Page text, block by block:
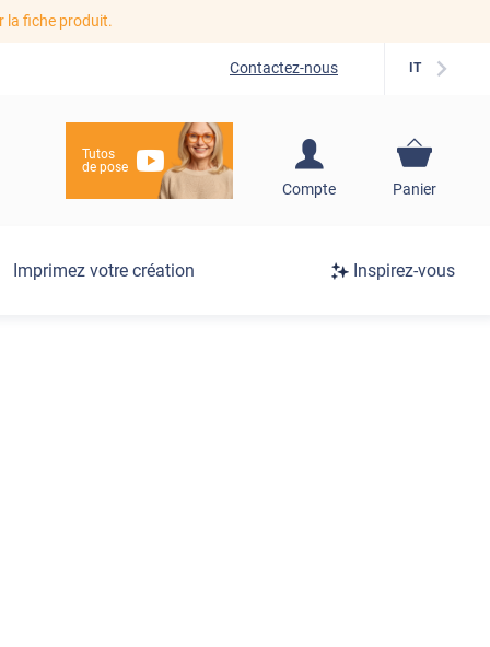
la fiche produit.
Contactez-nous IT
Tutos
de pose
Compte
S'inscrire / Se
Panier
Imprimez votre création Inspirez-vous